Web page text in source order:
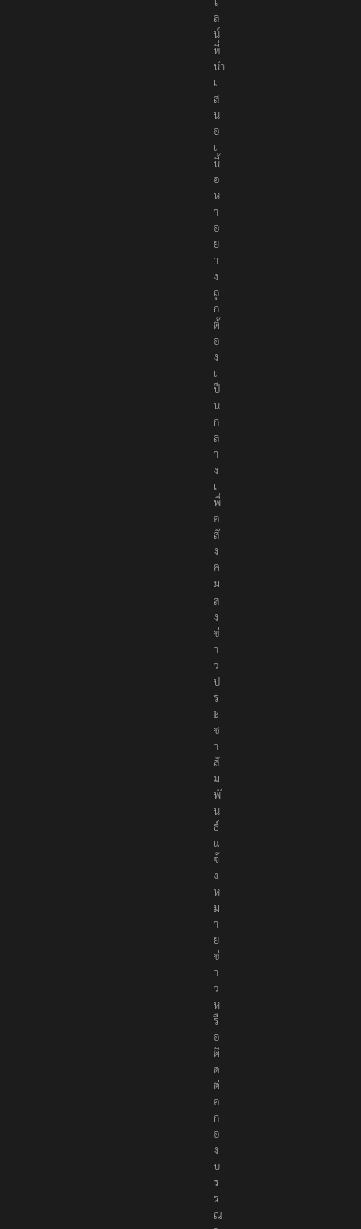
ล
น์
ที่
นำ
เ
ส
น
อ
เ
นื้
อ
ห
า
อ
ย่
า
ง
ถู
ก
ต้
อ
ง
เ
ป็
น
ก
ล
า
ง
เ
พื่
อ
สั
ง
ค
ม
ส่
ง
ข่
า
ว
ป
ร
ะ
ช
า
สั
ม
พั
น
ธ์
แ
จ้
ง
ห
ม
า
ย
ข่
า
ว
ห
รื
อ
ติ
ด
ต่
อ
ก
อ
ง
บ
ร
ร
ณ